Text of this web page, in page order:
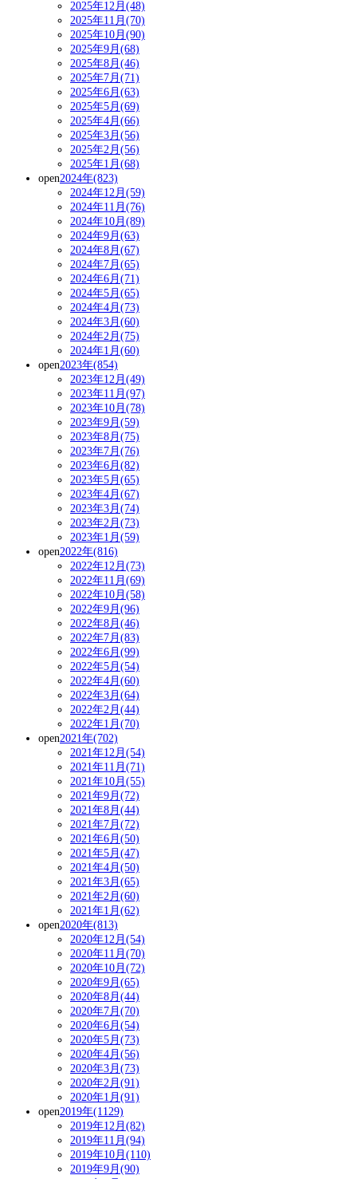
2025年12月(48)
2025年11月(70)
2025年10月(90)
2025年9月(68)
2025年8月(46)
2025年7月(71)
2025年6月(63)
2025年5月(69)
2025年4月(66)
2025年3月(56)
2025年2月(56)
2025年1月(68)
open2024年(823)
2024年12月(59)
2024年11月(76)
2024年10月(89)
2024年9月(63)
2024年8月(67)
2024年7月(65)
2024年6月(71)
2024年5月(65)
2024年4月(73)
2024年3月(60)
2024年2月(75)
2024年1月(60)
open2023年(854)
2023年12月(49)
2023年11月(97)
2023年10月(78)
2023年9月(59)
2023年8月(75)
2023年7月(76)
2023年6月(82)
2023年5月(65)
2023年4月(67)
2023年3月(74)
2023年2月(73)
2023年1月(59)
open2022年(816)
2022年12月(73)
2022年11月(69)
2022年10月(58)
2022年9月(96)
2022年8月(46)
2022年7月(83)
2022年6月(99)
2022年5月(54)
2022年4月(60)
2022年3月(64)
2022年2月(44)
2022年1月(70)
open2021年(702)
2021年12月(54)
2021年11月(71)
2021年10月(55)
2021年9月(72)
2021年8月(44)
2021年7月(72)
2021年6月(50)
2021年5月(47)
2021年4月(50)
2021年3月(65)
2021年2月(60)
2021年1月(62)
open2020年(813)
2020年12月(54)
2020年11月(70)
2020年10月(72)
2020年9月(65)
2020年8月(44)
2020年7月(70)
2020年6月(54)
2020年5月(73)
2020年4月(56)
2020年3月(73)
2020年2月(91)
2020年1月(91)
open2019年(1129)
2019年12月(82)
2019年11月(94)
2019年10月(110)
2019年9月(90)